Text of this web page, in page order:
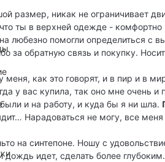
размер, никак не ограничивает
ты в верхней одежде -
любезно помогли определиться с
за обратную связь и покупку.
меня, как это говорят, и в пир и в
у вас купила, так оно мне очень
и на работу, и куда бы я ни шла.
Нарадоваться не могу, все меня
на синтепоне. Ношу с
дождь идет, сделать более